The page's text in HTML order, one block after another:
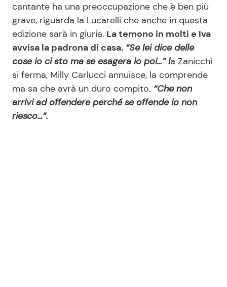
Viaggi e Turismo
Festività
Ricette Feste
Ricette per Bambini
Seguici
cantante ha una preoccupazione che è ben più
grave, riguarda la Lucarelli che anche in questa
edizione sarà in giuria. La temono in molti e Iva
avvisa la padrona di casa. “Se lei dice delle
cose io ci sto ma se esagera io poi…” la Zanicchi
si ferma, Milly Carlucci annuisce, la comprende
ma sa che avrà un duro compito. “Che non
arrivi ad offendere perché se offende io non
riesco…”.